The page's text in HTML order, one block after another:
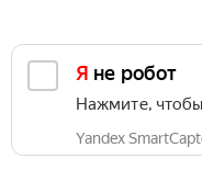
Я не робот
Нажмите,
Yandex